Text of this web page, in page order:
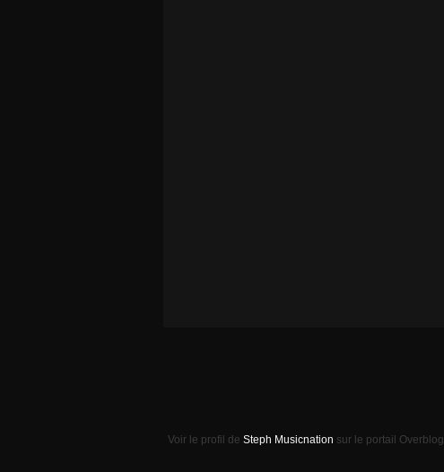
Voir le profil de Steph Musicnation sur le portail Overblog